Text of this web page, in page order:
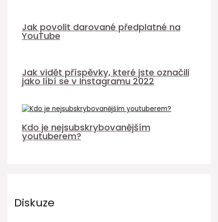
Jak povolit darované předplatné na
YouTube
Jak vidět příspěvky, které jste označili
jako líbí se v Instagramu 2022
Kdo je nejsubskrybovanějším
youtuberem?
Diskuze